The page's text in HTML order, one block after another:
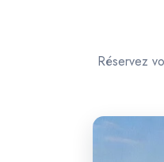
Réservez